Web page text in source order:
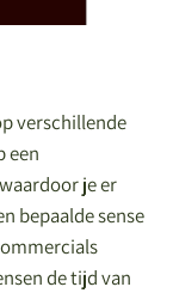
verschillende
een
je er
bepaalde sense
de tijd van